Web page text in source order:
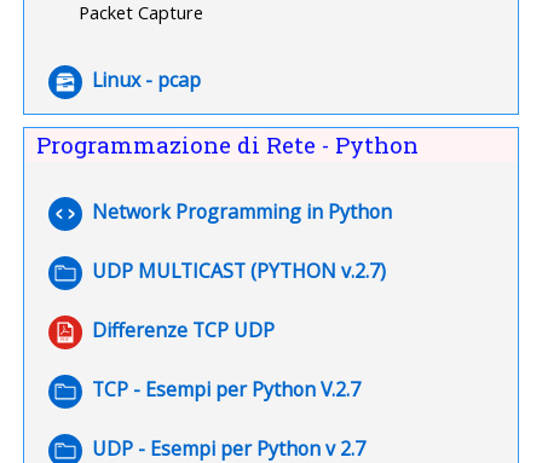
Packet Capture
Linux - pcap
File
Programmazione di Rete - Python
Network Programming in Python
URL
UDP MULTICAST (PYTHON v.2.7)
Cartella
Differenze TCP UDP
File
TCP - Esempi per Python V.2.7
Cartella
UDP - Esempi per Python v 2.7
Cartella